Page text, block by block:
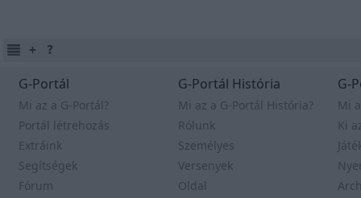
G-Portál
Mi az a G-Portál?
Portál létrehozás
Extráink
Segítségek
Fórum
G-Portál História
Mi az a G-Portál História?
Rólunk
Személyes
Versenyek
Oldal
G-
Mi
Ki